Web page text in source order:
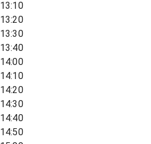
13:10
13:20
13:30
13:40
14:00
14:10
14:20
14:30
14:40
14:50